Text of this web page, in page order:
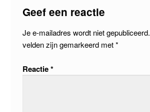
Geef een reactie
Je e-mailadres wordt niet gepubliceerd.
velden zijn gemarkeerd met*
Reactie*